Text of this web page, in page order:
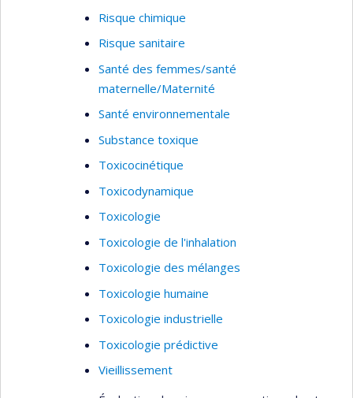
Risque chimique
Risque sanitaire
Santé des femmes/santé
maternelle/Maternité
Santé environnementale
Substance toxique
Toxicocinétique
Toxicodynamique
Toxicologie
Toxicologie de l'inhalation
Toxicologie des mélanges
Toxicologie humaine
Toxicologie industrielle
Toxicologie prédictive
Vieillissement